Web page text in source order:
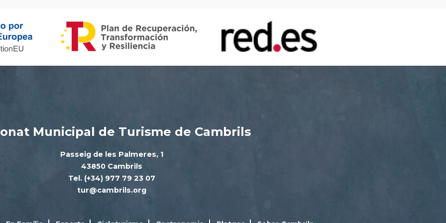
Municipal de Turisme de Cambrils
Passeig de les Palmeres, 1
43850 Cambrils
Tel. (+34) 977 79 23 07
tur@cambrils.org